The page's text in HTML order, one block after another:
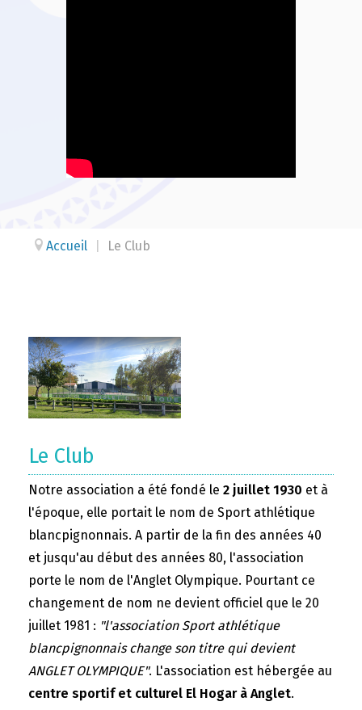
Accueil Le Club
Le Club
Notre association a été fondé le 2 juillet 1930 et à
l'époque, elle portait le nom de Sport athlétique
blancpignonnais. A partir de la fin des années 40
et jusqu'au début des années 80, l'association
porte le nom de l'Anglet Olympique. Pourtant ce
changement de nom ne devient officiel que le 20
juillet 1981 : "l'association Sport athlétique
blancpignonnais change son titre qui devient
ANGLET OLYMPIQUE". L'association est hébergée au
centre sportif et culturel El Hogar à Anglet.